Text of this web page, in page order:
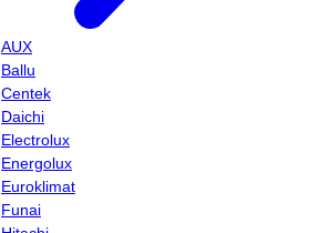
AUX
Ballu
Centek
Daichi
Electrolux
Energolux
Euroklimat
Funai